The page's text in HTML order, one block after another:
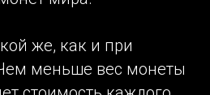
же, как и при
меньше вес монеты